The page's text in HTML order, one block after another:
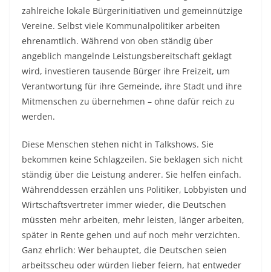
zahlreiche lokale Bürgerinitiativen und gemeinnützige
Vereine. Selbst viele Kommunalpolitiker arbeiten
ehrenamtlich. Während von oben ständig über
angeblich mangelnde Leistungsbereitschaft geklagt
wird, investieren tausende Bürger ihre Freizeit, um
Verantwortung für ihre Gemeinde, ihre Stadt und ihre
Mitmenschen zu übernehmen – ohne dafür reich zu
werden.
Diese Menschen stehen nicht in Talkshows. Sie
bekommen keine Schlagzeilen. Sie beklagen sich nicht
ständig über die Leistung anderer. Sie helfen einfach.
Währenddessen erzählen uns Politiker, Lobbyisten und
Wirtschaftsvertreter immer wieder, die Deutschen
müssten mehr arbeiten, mehr leisten, länger arbeiten,
später in Rente gehen und auf noch mehr verzichten.
Ganz ehrlich: Wer behauptet, die Deutschen seien
arbeitsscheu oder würden lieber feiern, hat entweder